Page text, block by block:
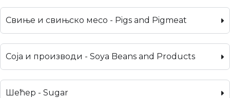
Свиње и свињско месо - Pigs and Pigmeat
Соја и производи - Soya Beans and Products
Шећер - Sugar